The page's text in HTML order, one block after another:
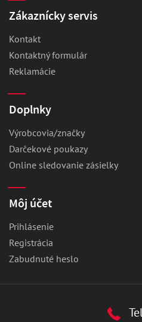
Zákaznícky servis
Kontakt
Kontaktný formulár
Reklamácie
Doplnky
Výrobcovia/značky
Darčekové poukazy
Online sledovanie zásielky
Môj účet
Prihlásenie
Registrácia
Zabudnuté heslo